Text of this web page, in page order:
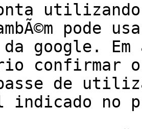
pode
google. Em
confirmar
de
indicado no